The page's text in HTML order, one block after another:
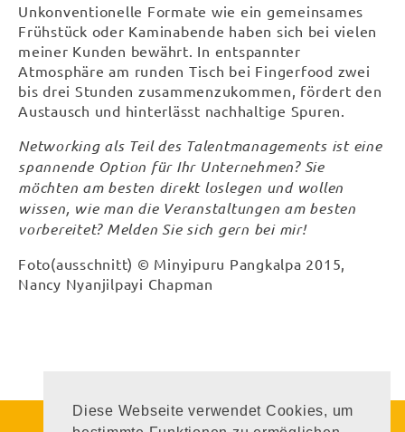
Diese Webseite verwendet Cookies, um
Unkonventionelle Formate wie ein gemeinsames
Frühstück oder Kaminabende haben sich bei vielen
meiner Kunden bewährt. In entspannter
Atmosphäre am runden Tisch bei Fingerfood zwei
bis drei Stunden zusammenzukommen, fördert den
Austausch und hinterlässt nachhaltige Spuren.
Networking als Teil des Talentmanagements ist eine
spannende Option für Ihr Unternehmen? Sie
möchten am besten direkt loslegen und wollen
wissen, wie man die Veranstaltungen am besten
vorbereitet? Melden Sie sich gern bei mir!
Foto(ausschnitt) © Minyipuru Pangkalpa 2015,
Nancy Nyanjilpayi Chapman